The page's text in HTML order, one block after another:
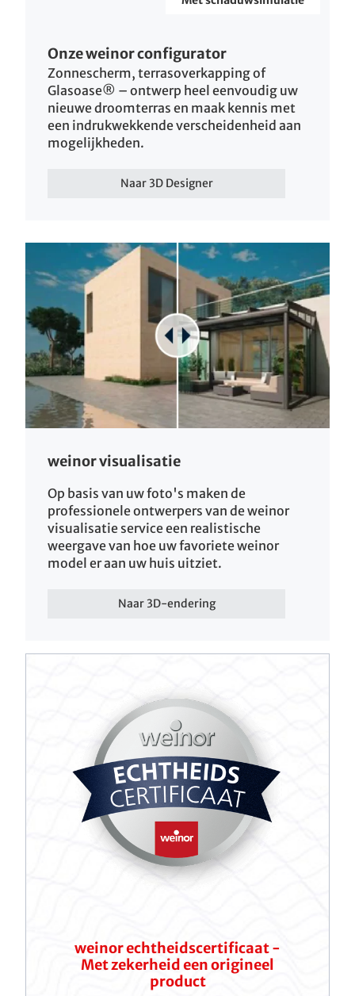
Onze weinor configurator
Zonnescherm, terrasoverkapping of
Glasoase® – ontwerp heel eenvoudig uw
nieuwe droomterras en maak kennis met
een indrukwekkende verscheidenheid aan
mogelijkheden.
Naar 3D Designer
weinor visualisatie
Op basis van uw foto's maken de
professionele ontwerpers van de weinor
visualisatie service een realistische
weergave van hoe uw favoriete weinor
model er aan uw huis uitziet.
Naar 3D-endering
weinor echtheidscertificaat -
Met zekerheid een origineel
product